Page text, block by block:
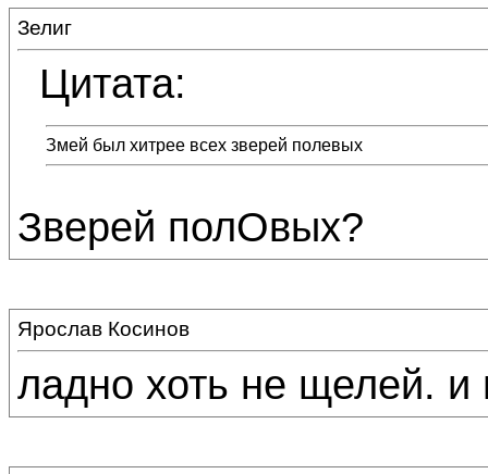
Зелиг
Цитата:
Змей был хитрее всех зверей полевых
Зверей полОвых?
Ярослав Косинов
ладно хоть не щелей. и